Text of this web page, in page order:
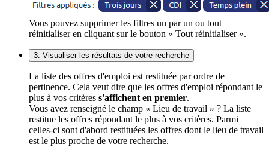
Vous pouvez supprimer les filtres un par un ou tout
réinitialiser en cliquant sur le bouton « Tout réinitialiser ».
3. Visualiser les résultats de votre recherche
La liste des offres d'emploi est restituée par ordre de
pertinence. Cela veut dire que les offres d'emploi répondant le
plus à vos critères s'affichent en premier.
Vous avez renseigné le champ « Lieu de travail » ? La liste
restitue les offres répondant le plus à vos critères. Parmi
celles-ci sont d'abord restituées les offres dont le lieu de travail
est le plus proche de votre recherche.